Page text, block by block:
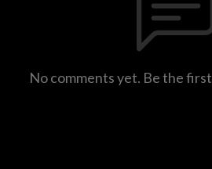
No comments yet. Be the